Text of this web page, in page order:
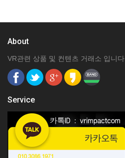
About
VR관련 상품 및 컨텐츠 거래소 입니다.
Service